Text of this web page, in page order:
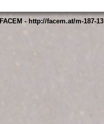
FACEM - http://facem.at/m-187-13